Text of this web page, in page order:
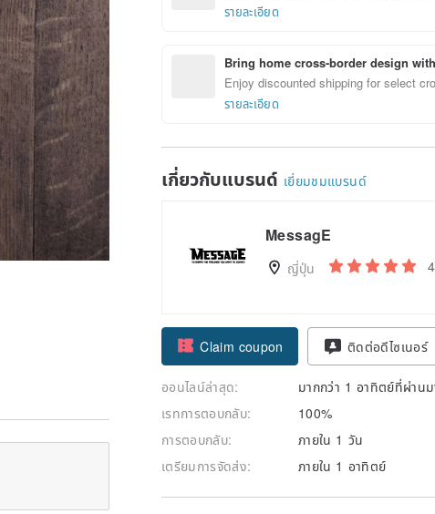
รายละเอียด
Bring home cross-border design
Enjoy discounted shipping for select
รายละเอียด
เกี่ยวกับแบรนด์ เยี่ยมชมแบรนด์
MessagE
ญี่ปุ่น
Claim coupon
ติดตาม
ติดต่อดีไซเนอร์
ออนไลน์ล่าสุด:
มากกว่า 1 อาทิตย์ที่ผ่านม
เรทการตอบกลับ:
100%
การตอบกลับ:
ภายใน 1 วัน
เตรียมการจัดส่ง:
ภายใน 1 อาทิตย์